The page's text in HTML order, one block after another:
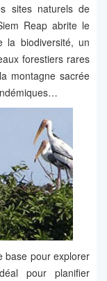
sites naturels de
Reap abrite le
la biodiversité, un
forestiers rares
montagne sacrée
base pour explorer
pour planifier